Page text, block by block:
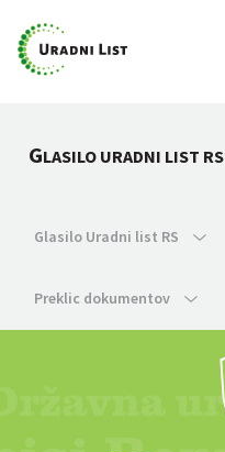
GLASILO URADNI LIST RS
Glasilo Uradni list RS
Preklic dokumentov